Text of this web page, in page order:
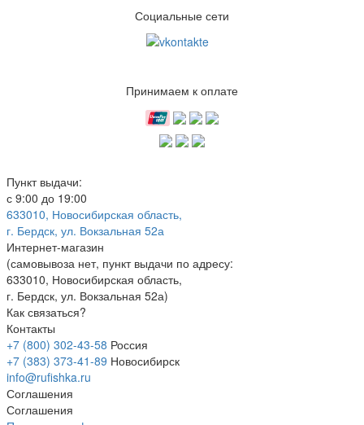
Социальные сети
Принимаем к оплате
Пункт выдачи:
с 9:00 до 19:00
633010, Новосибирская область,
г. Бердск, ул. Вокзальная 52а
Интернет-магазин
(самовывоза нет, пункт выдачи по адресу:
633010, Новосибирская область,
г. Бердск, ул. Вокзальная 52а)
Как связаться?
Контакты
+7 (800) 302-43-58 Россия
+7 (383) 373-41-89 Новосибирск
info@rufishka.ru
Соглашения
Соглашения